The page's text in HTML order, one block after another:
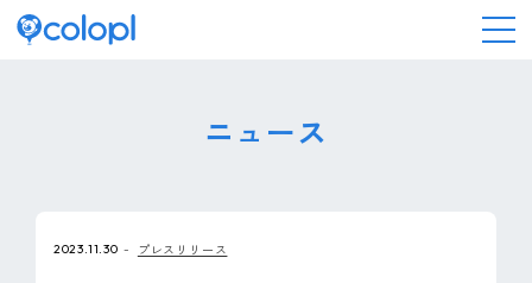
ニュース
2023.11.30 プレスリリース